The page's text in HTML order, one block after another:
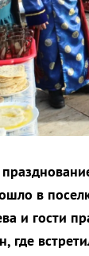
в
и гости
где